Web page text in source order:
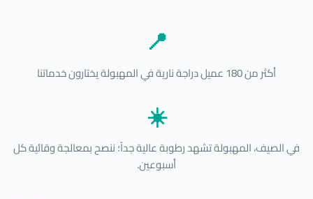
📍
أكثر من 180 عميل دراجة نارية في المهبولة يختارون خدماتنا
☀️
في الصيف، المهبولة تشهد رطوبة عالية جداً؛ ننصح بمعالجة وقائية كل
أسبوعين.